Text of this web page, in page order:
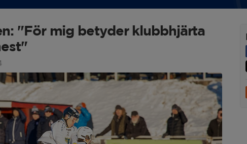
"För mig betyder klubbhjärta